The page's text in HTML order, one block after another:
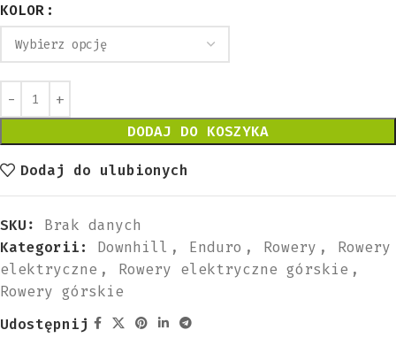
KOLOR
DODAJ DO KOSZYKA
Dodaj do ulubionych
SKU: Brak danych
Kategorii:
Downhill , Enduro , Rowery ,
Rowery
elektryczne , Rowery elektryczne górskie ,
Rowery górskie
Udostępnij